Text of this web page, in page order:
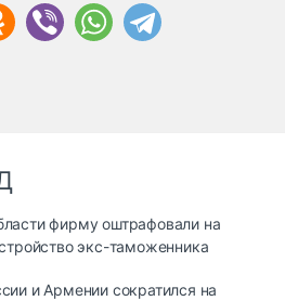
фирму оштрафовали на
экс-таможенника
и Армении сократился на